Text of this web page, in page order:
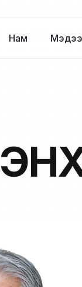
Нам Мэдээ